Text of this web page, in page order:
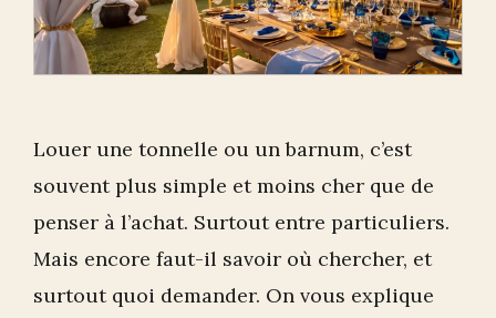
Louer une tonnelle ou un barnum, c’est
souvent plus simple et moins cher que de
penser à l’achat. Surtout entre particuliers.
Mais encore faut-il savoir où chercher, et
surtout quoi demander. On vous explique